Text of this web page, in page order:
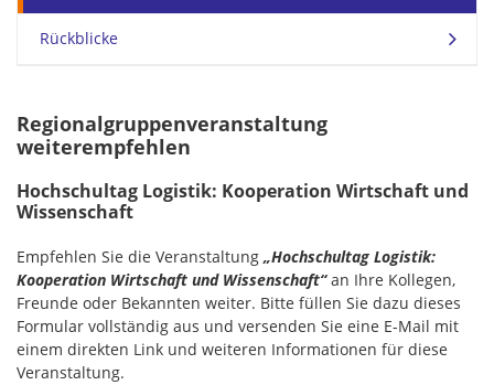
Rückblicke
Regionalgruppenveranstaltung
weiterempfehlen
Hochschultag Logistik: Kooperation Wirtschaft und
Wissenschaft
Empfehlen Sie die Veranstaltung „Hochschultag Logistik:
Kooperation Wirtschaft und Wissenschaft“an Ihre Kollegen,
Freunde oder Bekannten weiter. Bitte füllen Sie dazu dieses
Formular vollständig aus und versenden Sie eine E-Mail mit
einem direkten Link und weiteren Informationen für diese
Veranstaltung.